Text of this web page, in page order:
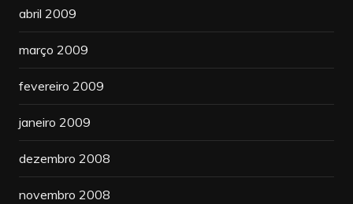
abril 2009
março 2009
fevereiro 2009
janeiro 2009
dezembro 2008
novembro 2008